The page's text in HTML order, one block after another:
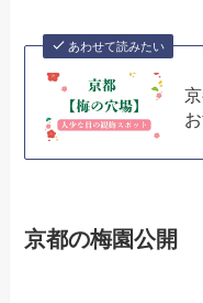
あわせて読みたい
京都の梅園公開